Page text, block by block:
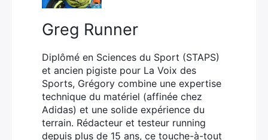
Greg Runner
Diplômé en Sciences du Sport (STAPS)
et ancien pigiste pour La Voix des
Sports, Grégory combine une expertise
technique du matériel (affinée chez
Adidas) et une solide expérience du
terrain. Rédacteur et testeur running
depuis plus de 15 ans, ce touche-à-tout